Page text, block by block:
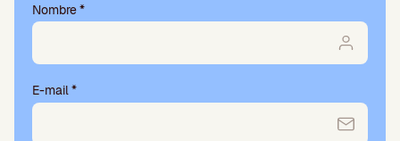
Nombre*
E-mail*